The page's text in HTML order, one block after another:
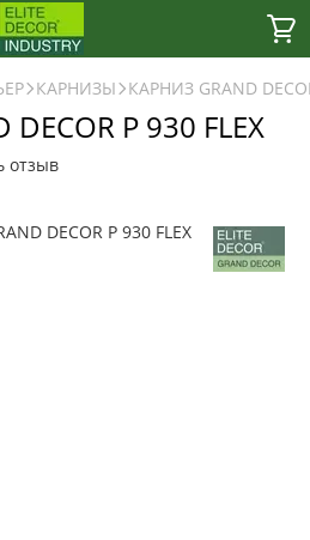
КАРНИЗЫ КАРНИЗ GRAND
P 930 FLEX
отзыв